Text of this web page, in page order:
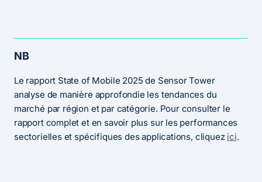
NB
Le rapport State of Mobile 2025 de Sensor Tower
analyse de manière approfondie les tendances du
marché par région et par catégorie. Pour consulter le
rapport complet et en savoir plus sur les performances
sectorielles et spécifiques des applications, cliquez ici.